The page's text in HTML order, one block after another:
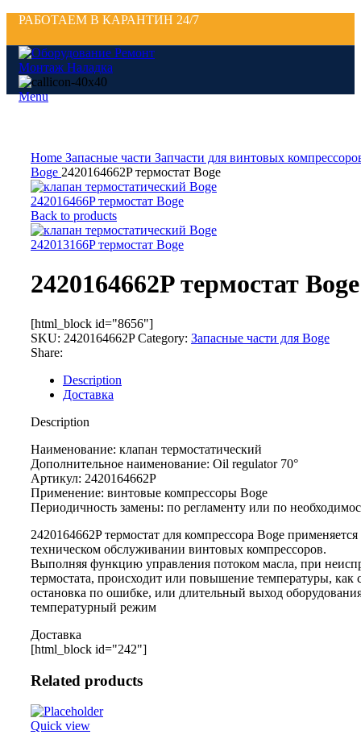
РАБОТАЕМ В КАРАНТИН 24/7
Menu
Home Запасные части Запчасти для винтовых
Boge 2420164662P термостат Boge
242016466P термостат Boge
Back to products
242013166P термостат Boge
2420164662P термостат Boge
[html_block id="8656"]
SKU: 2420164662PCategory: Запасные части для Boge
Share:
Description
Доставка
Description
Наименование: клапан термостатический
Дополнительное наименование: Oil regulator 70°
Артикул: 2420164662P
Применение: винтовые компрессоры Boge
Периодичность замены: по регламенту или по
2420164662P термостат для компрессора Boge
техническом обслуживании винтовых компрессоров.
Выполняя функцию управления потоком масла, при
термостата, происходит или повышение температуры, как
остановка по ошибке, или длительный выход
температурный режим
Доставка
[html_block id="242"]
Related products
Quick view